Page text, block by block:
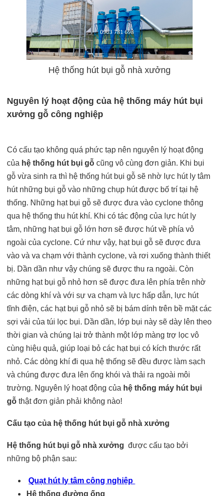
Hệ thống hút bụi gỗ nhà xưởng
Nguyên lý hoạt động của hệ thống máy hút bụi
xưởng gỗ công nghiệp
Có cấu tạo không quá phức tạp nên nguyên lý hoạt động
của hệ thống hút bụi gỗ cũng vô cùng đơn giản. Khi bụi
gỗ vừa sinh ra thì hệ thống hút bụi gỗ sẽ nhờ lực hút ly tâm
hút những bụi gỗ vào những chụp hút được bố trí tại hệ
thống. Những hạt bụi gỗ sẽ được đưa vào cyclone thông
qua hệ thống thu hút khí. Khi có tác động của lực hút ly
tâm, những hạt bụi gỗ lớn hơn sẽ được hút về phía vỏ
ngoài của cyclone. Cứ như vậy, hạt bụi gỗ sẽ được đưa
vào và va chạm với thành cyclone, và rơi xuống thành thiết
bị. Dần dần như vậy chúng sẽ được thu ra ngoài. Còn
những hạt bụi gỗ nhỏ hơn sẽ được đưa lên phía trên nhờ
các dòng khí và với sự va chạm và lực hấp dẫn, lực hút
tĩnh điện, các hạt bụi gỗ nhỏ sẽ bị bám dính trên bề mặt các
sợi vải của túi lọc bụi. Dần dần, lớp bụi này sẽ dày lên theo
thời gian và chúng lại trở thành một lớp màng trợ lọc vô
cùng hiệu quả, giúp loại bỏ các hạt bụi có kích thước rất
nhỏ. Các dòng khí đi qua hệ thống sẽ đều được làm sạch
và chúng được đưa lên ống khói và thải ra ngoài môi
trường. Nguyên lý hoạt động của hệ thống máy hút bụi
gỗ thật đơn giản phải không nào!
Cấu tạo của hệ thống hút bụi gỗ nhà xưởng
Hệ thống hút bụi gỗ nhà xưởng được cấu tạo bởi
những bộ phận sau:
Quạt hút ly tâm công nghiệp
Hệ thống đường ống